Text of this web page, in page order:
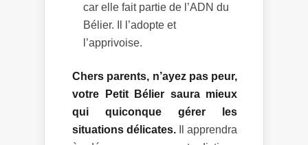
car elle fait partie de l’ADN du
Bélier. Il l’adopte et
l’apprivoise.
Chers parents, n’ayez pas peur,
votre Petit Bélier saura mieux
qui quiconque gérer les
situations délicates. Il apprendra